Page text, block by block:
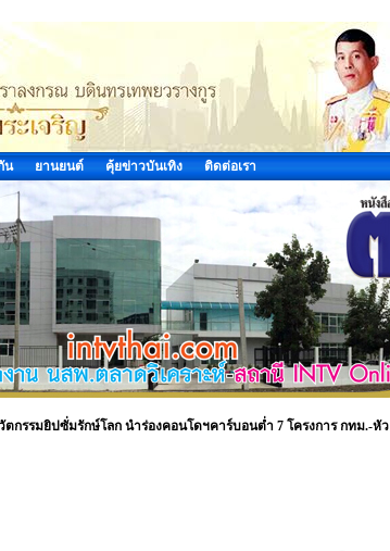
น ยานยนต์ คุ้ยข่าวบันเทิง ติดต่อเรา
ตกรรมยิปซั่มรักษ์โลก นำร่องคอนโดฯคาร์บอนต่ำ 7 โครงการ กทม.-หัว